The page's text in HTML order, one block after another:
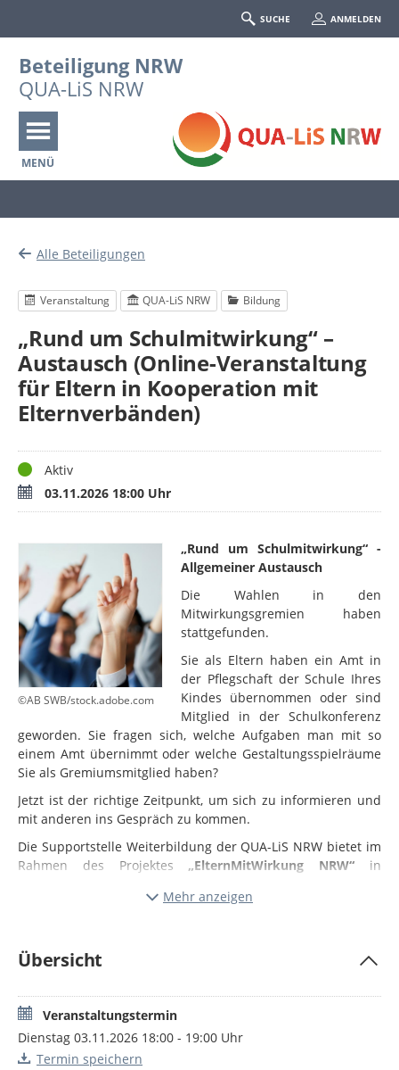
SUCHE ANMELDEN
Beteiligung NRW
QUA-LiS NRW
MENÜ
Alle Beteiligungen
Veranstaltung QUA-LiS NRW Bildung
„Rund um Schulmitwirkung“ –
Austausch (Online-Veranstaltung
für Eltern in Kooperation mit
Elternverbänden)
StatusAktiv
Termin03.11.2026 18:00 Uhr
©AB SWB/stock.adobe.com
„Rund um Schulmitwirkung“ -
Allgemeiner Austausch
Die Wahlen in den
Mitwirkungsgremien haben
stattgefunden.
Sie als Eltern haben ein Amt in
der Pflegschaft der Schule Ihres
Kindes übernommen oder sind
Mitglied in der Schulkonferenz
geworden. Sie fragen sich, welche Aufgaben man mit so
einem Amt übernimmt oder welche Gestaltungsspielräume
Sie als Gremiumsmitglied haben?
Jetzt ist der richtige Zeitpunkt, um sich zu informieren und
mit anderen ins Gespräch zu kommen.
Die Supportstelle Weiterbildung der QUA-LiS NRW bietet im
Rahmen des Projektes „ElternMitWirkung NRW“ in
Elternverbände in NRW eineallgemeine Austauschrunde
Diese 3. Veranstaltung aus der Reihe "Rund um
Elternvertreterinnen und –vertretern der Verbände Ihre
Fragen zu stellen.
Folgende Elternverbände unterstützen die QUA-LiS NRW bei
Mehr anzeigen
Übersicht
Veranstaltungstermin
Dienstag 03.11.2026 18:00 - 19:00 Uhr
Termin speichern